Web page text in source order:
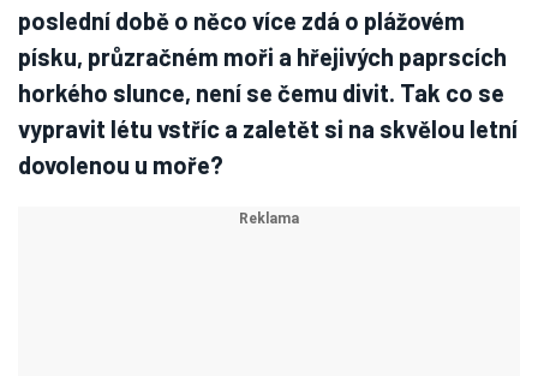
poslední době o něco více zdá o plážovém
písku, průzračném moři a hřejivých paprscích
horkého slunce, není se čemu divit. Tak co se
vypravit létu vstříc a zaletět si na skvělou letní
dovolenou u moře?